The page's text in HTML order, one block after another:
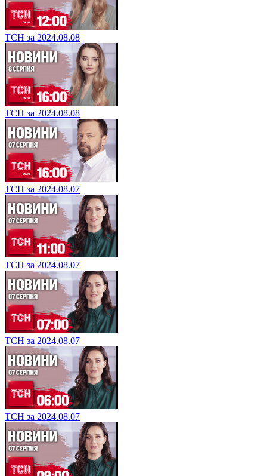
ТСН за 2024.08.08
ТСН за 2024.08.08
ТСН за 2024.08.07
ТСН за 2024.08.07
ТСН за 2024.08.07
ТСН за 2024.08.07